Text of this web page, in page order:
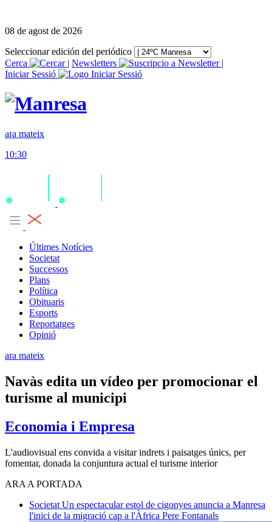
08 de agost de 2026
Seleccionar edición del periódico
Cerca
| Newsletters
|
Iniciar Sessió
ara mateix
10:30
Últimes Notícies
Societat
Successos
Plans
Política
Obituaris
Esports
Reportatges
Opinió
ara mateix
Navàs edita un vídeo per promocionar el
turisme al municipi
Economia i Empresa
L'audiovisual ens convida a visitar indrets i paisatges únics, per
fomentar, donada la conjuntura actual el turisme interior
ARA A PORTADA
Societat Un espectacular estol de cigonyes anuncia a Manresa
l'inici de la migració cap a l'Àfrica Pere Fontanals